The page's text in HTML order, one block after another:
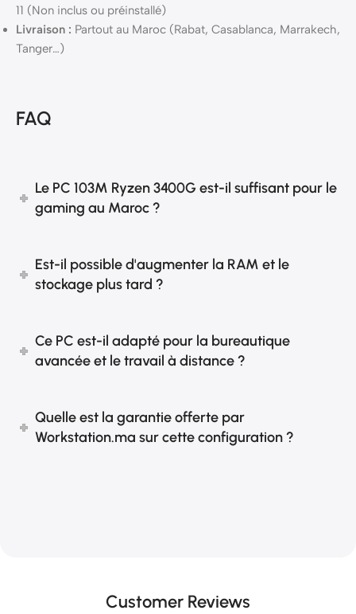
11 (Non inclus ou préinstallé)
Livraison : Partout au Maroc (Rabat, Casablanca, Marrakech,
Tanger…)
FAQ
Le PC 103M Ryzen 3400G est-il suffisant pour le
gaming au Maroc ?
Est-il possible d'augmenter la RAM et le
stockage plus tard ?
Ce PC est-il adapté pour la bureautique
avancée et le travail à distance ?
Quelle est la garantie offerte par
Workstation.ma sur cette configuration ?
Customer Reviews